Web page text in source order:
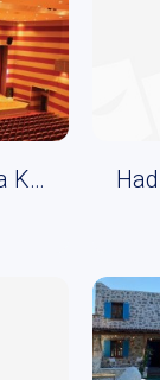
Gazi Mustafa Kemal Atatürk Kültür Merkezi